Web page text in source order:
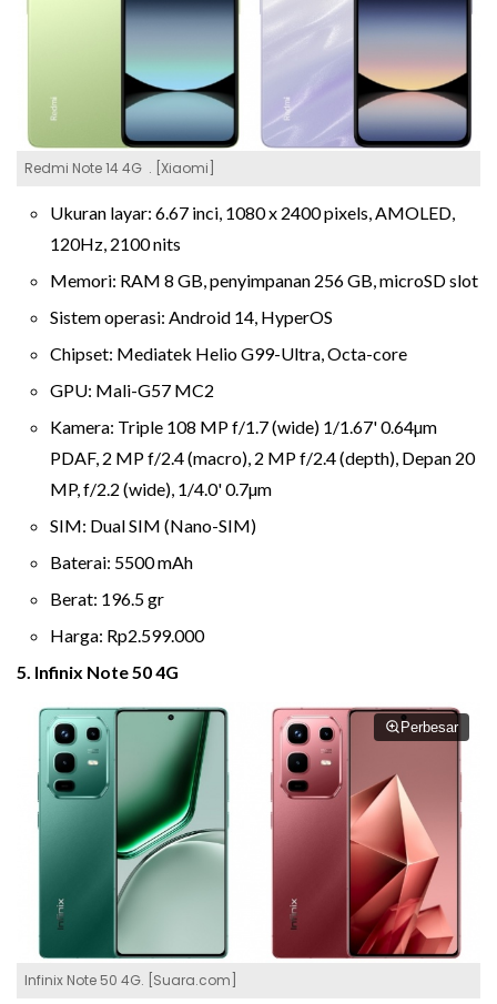
Redmi Note 14 4G . [Xiaomi]
Ukuran layar: 6.67 inci, 1080 x 2400 pixels, AMOLED,
120Hz, 2100 nits
Memori: RAM 8 GB, penyimpanan 256 GB, microSD slot
Sistem operasi: Android 14, HyperOS
Chipset: Mediatek Helio G99-Ultra, Octa-core
GPU: Mali-G57 MC2
Kamera: Triple 108 MP f/1.7 (wide) 1/1.67' 0.64µm
PDAF, 2 MP f/2.4 (macro), 2 MP f/2.4 (depth), Depan 20
MP, f/2.2 (wide), 1/4.0' 0.7µm
SIM: Dual SIM (Nano-SIM)
Baterai: 5500 mAh
Berat: 196.5 gr
Harga: Rp2.599.000
5. Infinix Note 50 4G
Perbesar
Infinix Note 50 4G. [Suara.com]